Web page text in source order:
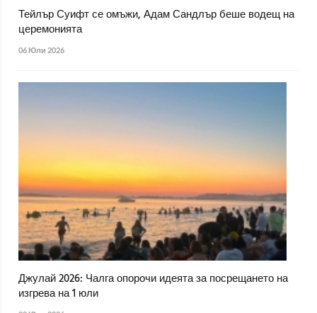
Тейлър Суифт се омъжи, Адам Сандлър беше водещ на
церемонията
06 Юли 2026
Джулай 2026: Чалга опорочи идеята за посрещането на
изгрева на 1 юли